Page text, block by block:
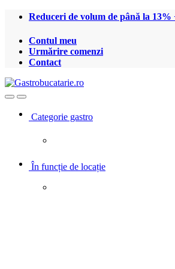
Treci
navigare
Treci
conținut
Reduceri de volum de până la
Contul meu
Urmărire comenzi
Contact
OpenClose
Categorie gastro
În funcție de locație